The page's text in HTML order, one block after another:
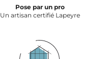
Pose par un pro
Un artisan certifié Lapeyre